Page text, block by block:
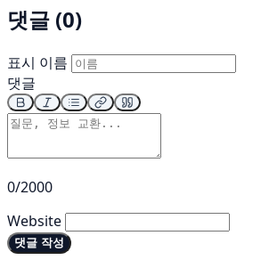
댓글 (0)
표시 이름
댓글
0/2000
Website
댓글 작성